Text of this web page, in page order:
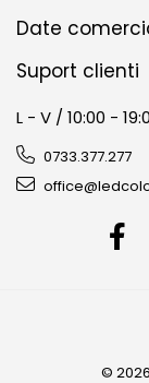
Date
Suport clienti
L - V / 10:00 -
0733.377.277
©